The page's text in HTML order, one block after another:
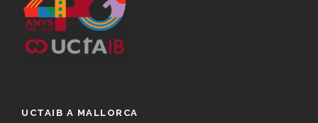
UCTAIB A MALLORCA